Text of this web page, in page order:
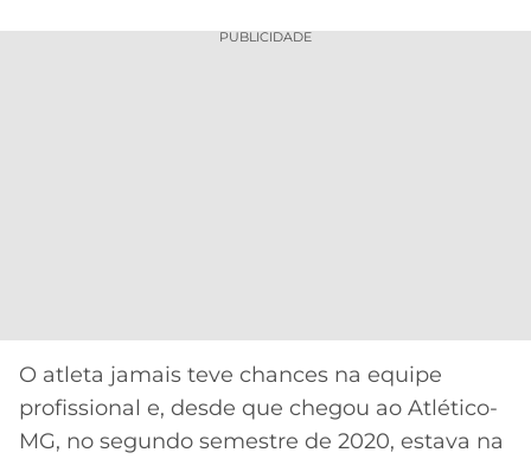
FLAMENGO
ATLÉTICO
MG
LALIGA
PUBLICIDADE
O atleta jamais teve chances na equipe
profissional e, desde que chegou ao Atlético-
MG, no segundo semestre de 2020, estava na